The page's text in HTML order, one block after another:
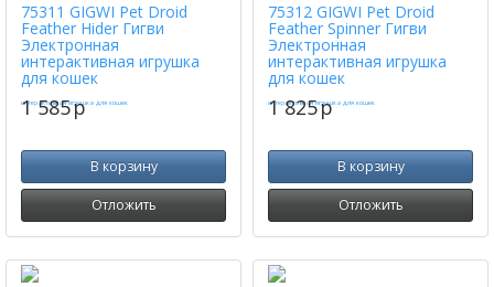
75311 GIGWI Pet Droid
Feather Hider Гигви
Электронная
интерактивная игрушка
для кошек
1 585p
В корзину
Отложить
75312 GIGWI Pet Droid
Feather Spinner Гигви
Электронная
интерактивная игрушка
для кошек
1 825p
В корзину
Отложить